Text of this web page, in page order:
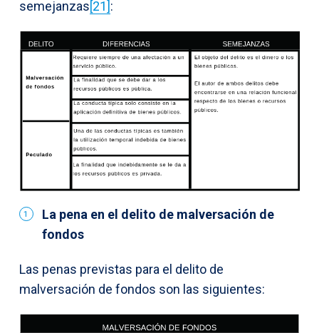
semejanzas[21]:
La pena en el delito de malversación de
fondos
Las penas previstas para el delito de
malversación de fondos son las siguientes: